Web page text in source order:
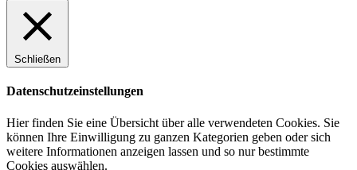
Schließen
Datenschutzeinstellungen
Hier finden Sie eine Übersicht über alle verwendeten Cookies. Sie
können Ihre Einwilligung zu ganzen Kategorien geben oder sich
weitere Informationen anzeigen lassen und so nur bestimmte
Cookies auswählen.